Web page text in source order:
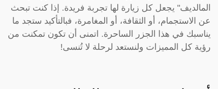
المالديف" يجعل كل زيارة لها تجربة فريدة. إذا كنت تبحث
عن الاستجمام، أو الثقافة، أو المغامرة، فبالتأكيد ستجد ما
يناسبك في هذا الجزر الساحرة. اتمنى أن تكون تمكنت من
رؤية كل المميزات ولنستعد لرحلة لا تُنسى!